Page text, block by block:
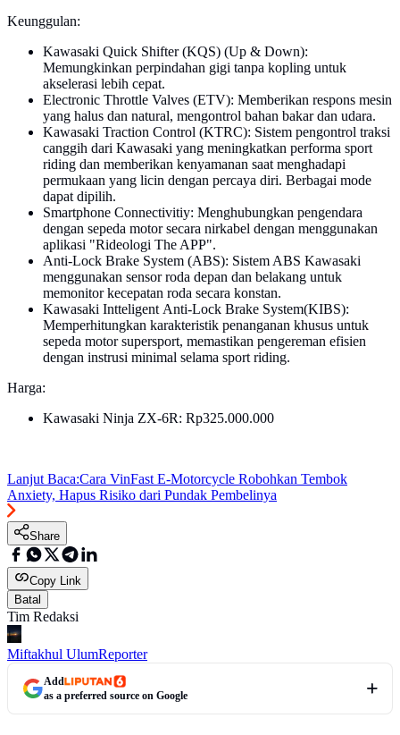
Keunggulan:
Kawasaki Quick Shifter (KQS) (Up & Down):
Memungkinkan perpindahan gigi tanpa kopling untuk
akselerasi lebih cepat.
Electronic Throttle Valves (ETV): Memberikan respons mesin
yang halus dan natural, mengontrol bahan bakar dan udara.
Kawasaki Traction Control (KTRC): Sistem pengontrol traksi
canggih dari Kawasaki yang meningkatkan performa sport
riding dan memberikan kenyamanan saat menghadapi
permukaan yang licin dengan percaya diri. Berbagai mode
dapat dipilih.
Smartphone Connectivitiy: Menghubungkan pengendara
dengan sepeda motor secara nirkabel dengan menggunakan
aplikasi "Rideologi The APP".
Anti-Lock Brake System (ABS): Sistem ABS Kawasaki
menggunakan sensor roda depan dan belakang untuk
memonitor kecepatan roda secara konstan.
Kawasaki Intteligent Anti-Lock Brake System(KIBS):
Memperhitungkan karakteristik penanganan khusus untuk
sepeda motor supersport, memastikan pengereman efisien
dengan instrusi minimal selama sport riding.
Harga:
Kawasaki Ninja ZX-6R: Rp325.000.000
Lanjut Baca:Cara VinFast E-Motorcycle Robohkan Tembok
Anxiety, Hapus Risiko dari Pundak Pembelinya
Share
Copy Link
Batal
Tim Redaksi
Miftakhul UlumReporter
Add
as a preferred source on Google